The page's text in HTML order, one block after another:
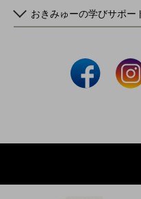
おきみゅーの学びサポー